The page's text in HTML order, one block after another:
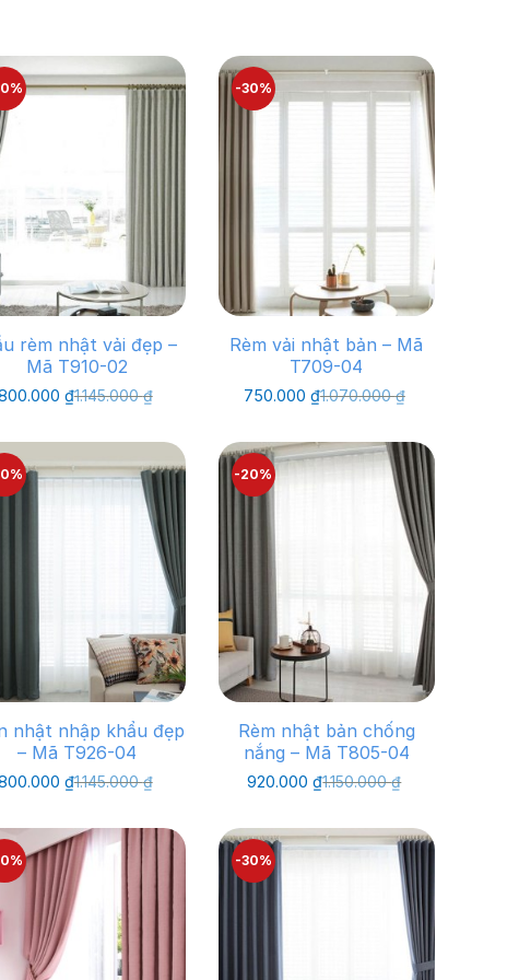
rèm nhật vải đẹp –
Mã T910-02
1.145.000₫
Giá
1.145.000 ₫.
₫Giá
là:
-30%
Rèm vải nhật bản – Mã
T709-04
1.070.000₫
Giá
1.070.000 ₫.
750.000 ₫ Giá
là:
750.000 ₫.
nhật nhập khẩu đẹp
– Mã T926-04
1.145.000₫
Giá
1.145.000 ₫.
₫Giá
là:
800.000 ₫.
-20%
Rèm nhật bản chống
nắng – Mã T805-04
1.150.000₫
Giá
1.150.000 ₫.
920.000₫Giá
là:
920.000 ₫.
-30%